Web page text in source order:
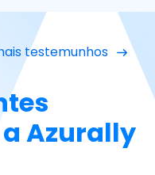
testemunhos
Azurally